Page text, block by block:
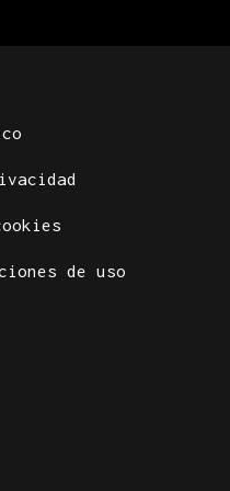
de uso